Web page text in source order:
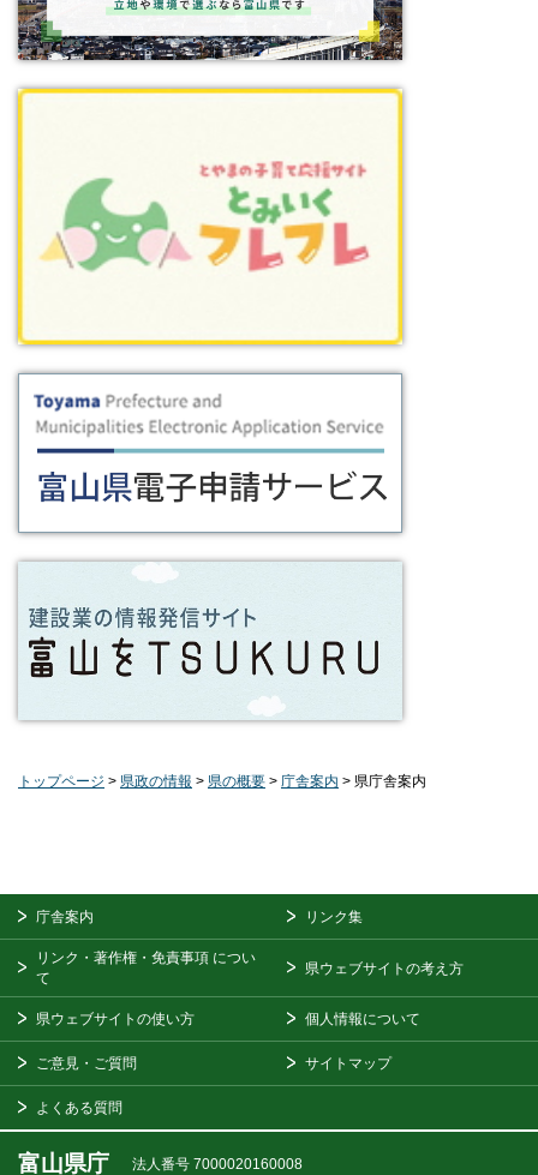
トップページ > 県政の情報 > 県の概要 > 庁舎案内 > 県庁舎案内
庁舎案内 リンク集
リンク・著作権・免責事項 につい
て
県ウェブサイトの考え方
県ウェブサイトの使い方 個人情報について
ご意見・ご質問 サイトマップ
よくある質問
富山県庁 法人番号 7000020160008